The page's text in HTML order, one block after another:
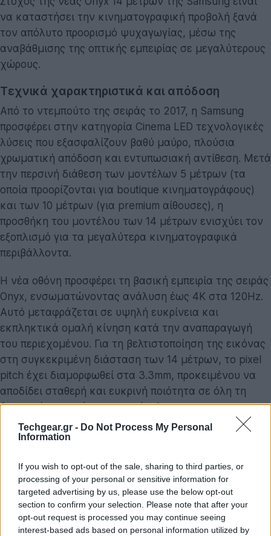
Techgear.gr - Do Not Process My Personal
Information
If you wish to opt-out of the sale, sharing to third parties, or
processing of your personal or sensitive information for
targeted advertising by us, please use the below opt-out
section to confirm your selection. Please note that after your
opt-out request is processed you may continue seeing
interest-based ads based on personal information utilized by
να καταστήσει την κινηματογραφική προβολή ξανά
τον απόλυτο προορισμό ψυχαγωγίας, μέσω της
αναβάθμισης της οπτικής εμπειρίας σε μεγαλύτερους
χώρους.
Τεχνικά χαρακτηριστικά και απόδοση
Από το ντεμπούτο της σειράς το 2017, η Samsung
προσφέρει στην κατηγορία Cinema LED τεχνολογικές
λύσεις που εξασφαλίζουν βαθύ μαύρο, πλούσια
χρωματική απόδοση και εντυπωσιακή αντίθεση. Μετά
την περσινή διάθεση των μοντέλων 5 μέτρων (τα
οποία προορίζονται για boutique κινηματογράφους)
και των 10 μέτρων (για premium αίθουσες), η
προσθήκη του μοντέλου των 14 μέτρων ενισχύει τον
εξοπλισμό για τα μεγαλύτερα κινηματογραφικά
περιβάλλοντα.
Η νέα οθόνη προσφέρει τη βασική εμπειρία της σειράς
Onyx, ενσωματώνοντας ανάλυση έως 4K στα 120Hz.
Αυτό μεταφράζεται σε υψηλή ευκρίνεια και
εκπληκτικά ομαλή κίνηση κατά την αναπαραγωγή
του περιεχομένου. Για τη βελτιστοποίηση της εικόνας
στη συγκεκριμένη διάσταση των 14 μέτρων, το pixel
pitch έχει διαμορφωθεί στα 3.3mm, προκειμένου να
αποδίδει σταθερή και ευκρινή ποιότητα σε όλη τη
διευρυμένη επιφάνεια του πάνελ.
Επιπλέον, μέσω της ενσωμάτωσης της τεχνολογίας
επιτυγχάνει μέγιστη φωτεινότητα που αγγίζει τα 300
nits. Αυτή η τιμή είναι περίπου έξι φορές φωτεινότερη
σε σύγκριση με τα συμβατικά κινηματογραφικά
πρότυπα προβολής που χρησιμοποιούνται σήμερα.
Παράλληλα, η Onyx αποδίδει έως και 100% χρωματικό